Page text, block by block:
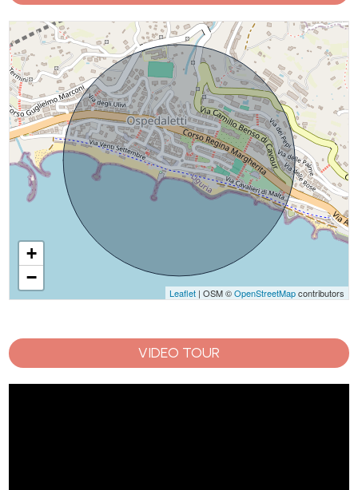
+
−
Leaflet| OSM ©OpenStreetMapcontributors
VIDEO TOUR